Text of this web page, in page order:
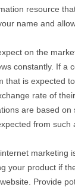
resource
name and
on the
constantly. If a
that is expected
rate of
are based on
from such
marketing
your product if
Provide